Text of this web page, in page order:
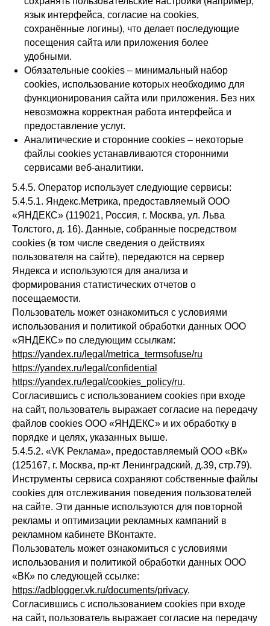
язык интерфейса, согласие на cookies,
сохранённые логины), что делает последующие
посещения сайта или приложения более
удобными.
Обязательные cookies – минимальный набор
cookies, использование которых необходимо для
функционирования сайта или приложения. Без них
невозможна корректная работа интерфейса и
предоставление услуг.
Аналитические и сторонние cookies – некоторые
файлы cookies устанавливаются сторонними
сервисами веб-аналитики.
5.4.5. Оператор использует следующие сервисы:
5.4.5.1. Яндекс.Метрика, предоставляемый ООО
«ЯНДЕКС» (119021, Россия, г. Москва, ул. Льва
Толстого, д. 16). Данные, собранные посредством
cookies (в том числе сведения о действиях
пользователя на сайте), передаются на сервер
Яндекса и используются для анализа и
формирования статистических отчетов о
посещаемости.
Пользователь может ознакомиться с условиями
использования и политикой обработки данных ООО
«ЯНДЕКС» по следующим ссылкам:
https://yandex.ru/legal/metrica_termsofuse/ru
https://yandex.ru/legal/confidential
https://yandex.ru/legal/cookies_policy/ru.
Согласившись с использованием cookies при входе
на сайт, пользователь выражает согласие на передачу
файлов cookies ООО «ЯНДЕКС» и их обработку в
порядке и целях, указанных выше.
5.4.5.2. «VK Реклама», предоставляемый ООО «ВК»
(125167, г. Москва, пр-кт Ленинградский, д.39, стр.79).
Инструменты сервиса сохраняют собственные файлы
cookies для отслеживания поведения пользователей
на сайте. Эти данные используются для повторной
рекламы и оптимизации рекламных кампаний в
рекламном кабинете ВКонтакте.
Пользователь может ознакомиться с условиями
использования и политикой обработки данных ООО
«ВК» по следующей ссылке:
https://adblogger.vk.ru/documents/privacy.
Согласившись с использованием cookies при входе
на сайт, пользователь выражает согласие на передачу